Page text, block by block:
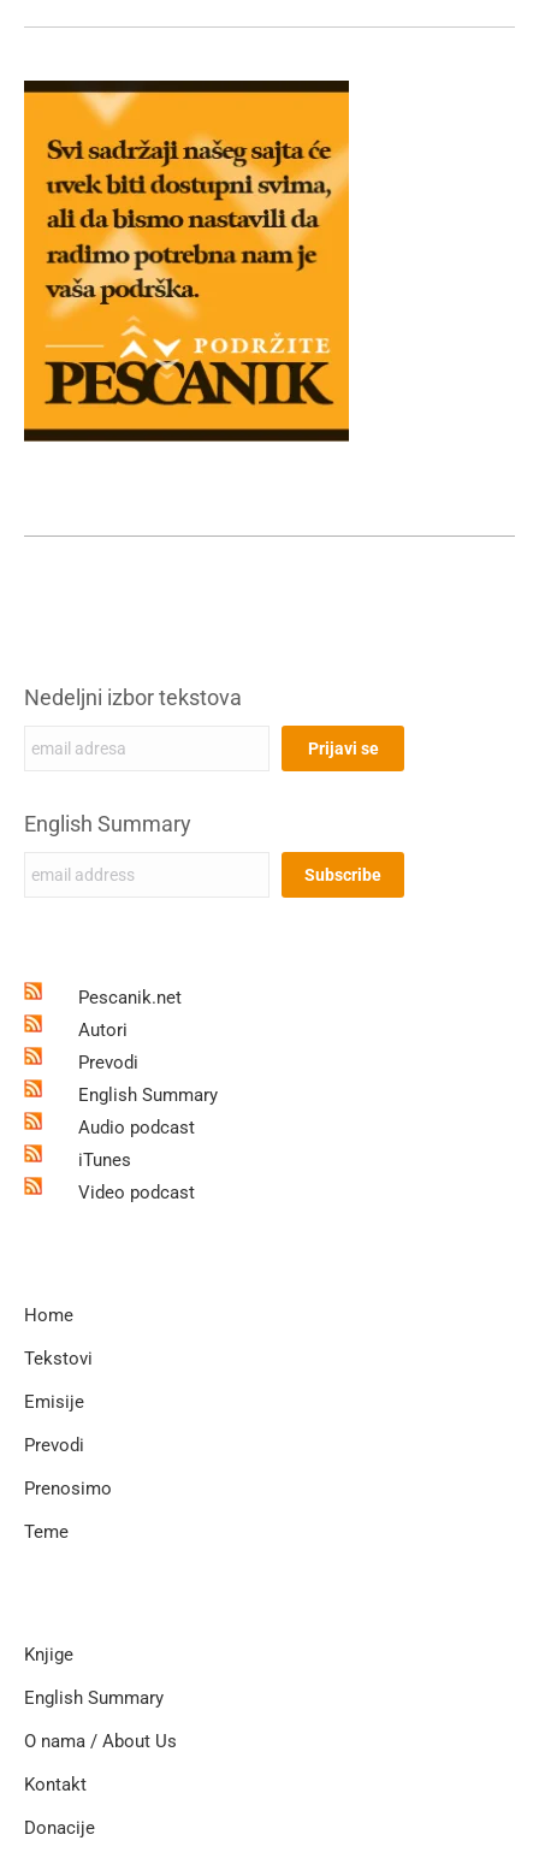
Nedeljni izbor tekstova
English Summary
Pescanik.net
Autori
Prevodi
English Summary
Audio podcast
iTunes
Video podcast
Home
Tekstovi
Emisije
Prevodi
Prenosimo
Teme
Knjige
English Summary
O nama / About Us
Kontakt
Donacije